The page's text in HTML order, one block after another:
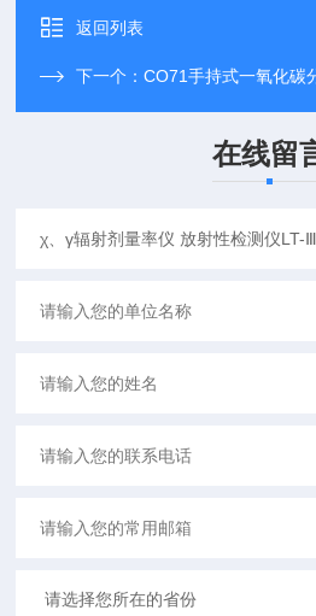
返回列表
下一个：CO71手持式一氧化碳
在线留